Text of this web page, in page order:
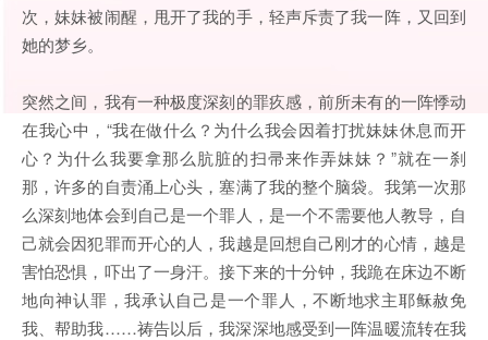
次，妹妹被闹醒，甩开了我的手，轻声斥责了我一阵，又回到
她的梦乡。
突然之间，我有一种极度深刻的罪疚感，前所未有的一阵悸动
在我心中，“我在做什么？为什么我会因着打扰妹妹休息而开
心？为什么我要拿那么肮脏的扫帚来作弄妹妹？”就在一刹
那，许多的自责涌上心头，塞满了我的整个脑袋。我第一次那
么深刻地体会到自己是一个罪人，是一个不需要他人教导，自
己就会因犯罪而开心的人，我越是回想自己刚才的心情，越是
害怕恐惧，吓出了一身汗。接下来的十分钟，我跪在床边不断
地向神认罪，我承认自己是一个罪人，不断地求主耶稣赦免
我、帮助我……祷告以后，我深深地感受到一阵温暖流转在我